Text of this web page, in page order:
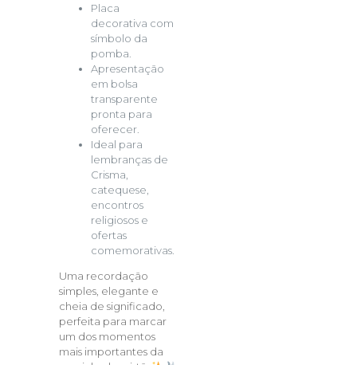
Placa
decorativa com
símbolo da
pomba.
Apresentação
em bolsa
transparente
pronta para
oferecer.
Ideal para
lembranças de
Crisma,
catequese,
encontros
religiosos e
ofertas
comemorativas.
Uma recordação
simples, elegante e
cheia de significado,
perfeita para marcar
um dos momentos
mais importantes da